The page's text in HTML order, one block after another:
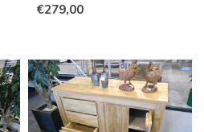
€279,00